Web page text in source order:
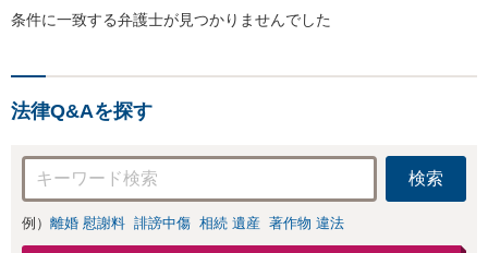
条件に一致する弁護士が見つかりませんでした
法律Q&Aを探す
検索
例） 離婚 慰謝料 誹謗中傷 相続 遺産 著作物 違法